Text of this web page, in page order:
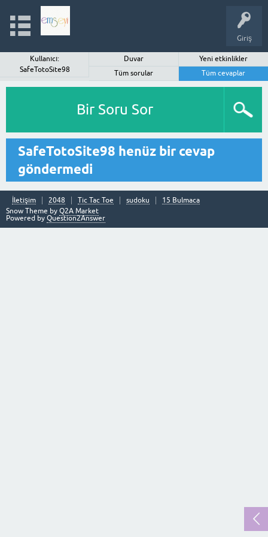
Giriş
Kullanıcı:
SafeTotoSite98
Duvar
Yeni etkinlikler
Tüm sorular
Tüm cevaplar
Bir Soru Sor
SafeTotoSite98 henüz bir cevap
göndermedi
İletişim 2048 Tic Tac Toe sudoku
15 Bulmaca
Snow Theme by Q2A Market
Powered by Question2Answer